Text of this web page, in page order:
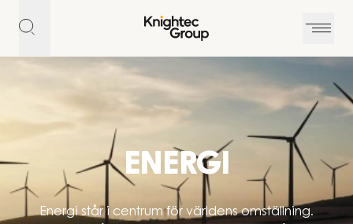
ENERGI
Energi står i centrum för världens omställning.